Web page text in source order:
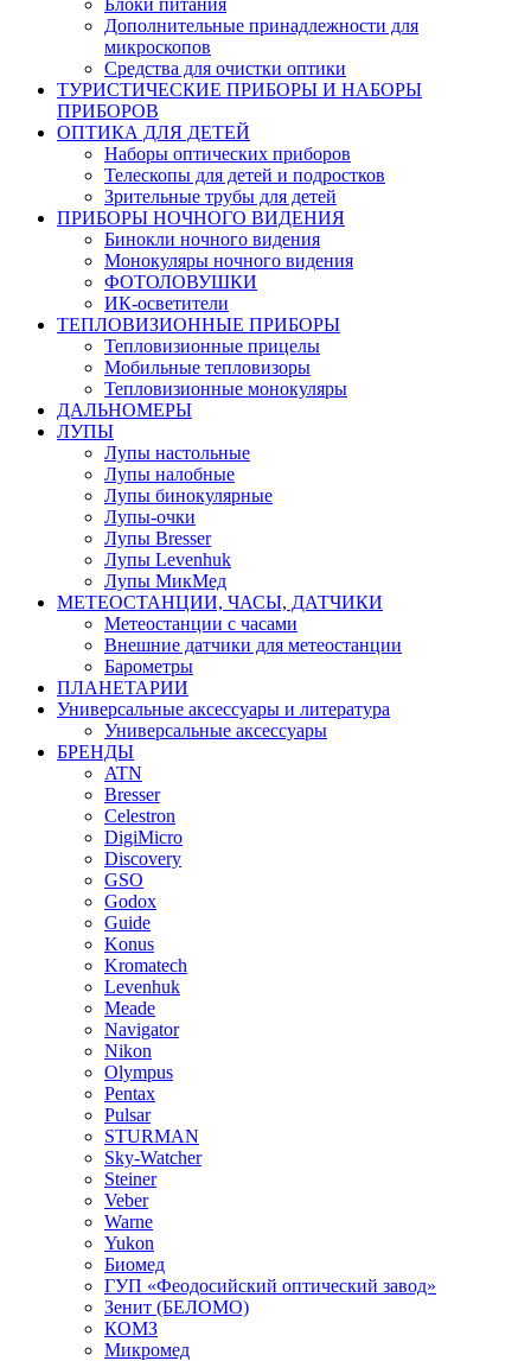
Блоки питания
Дополнительные принадлежности для
микроскопов
Средства для очистки оптики
ТУРИСТИЧЕСКИЕ ПРИБОРЫ И НАБОРЫ
ПРИБОРОВ
ОПТИКА ДЛЯ ДЕТЕЙ
Наборы оптических приборов
Телескопы для детей и подростков
Зрительные трубы для детей
ПРИБОРЫ НОЧНОГО ВИДЕНИЯ
Бинокли ночного видения
Монокуляры ночного видения
ФОТОЛОВУШКИ
ИК-осветители
ТЕПЛОВИЗИОННЫЕ ПРИБОРЫ
Тепловизионные прицелы
Мобильные тепловизоры
Тепловизионные монокуляры
ДАЛЬНОМЕРЫ
ЛУПЫ
Лупы настольные
Лупы налобные
Лупы бинокулярные
Лупы-очки
Лупы Bresser
Лупы Levenhuk
Лупы МикМед
МЕТЕОСТАНЦИИ, ЧАСЫ, ДАТЧИКИ
Метеостанции с часами
Внешние датчики для метеостанции
Барометры
ПЛАНЕТАРИИ
Универсальные аксессуары и литература
Универсальные аксессуары
БРЕНДЫ
ATN
Bresser
Celestron
DigiMicro
Discovery
GSO
Godox
Guide
Konus
Kromatech
Levenhuk
Meade
Navigator
Nikon
Olympus
Pentax
Pulsar
STURMAN
Sky-Watcher
Steiner
Veber
Warne
Yukon
Биомед
ГУП «Феодосийский оптический завод»
Зенит (БЕЛОМО)
КОМЗ
Микромед